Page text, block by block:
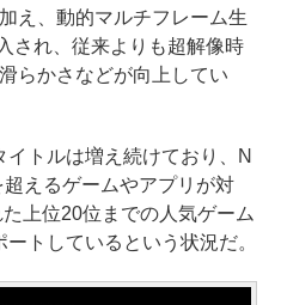
え、動的マルチフレーム生
され、従来よりも超解像時
らかさなどが向上してい
トルは増え続けており、N
えるゲームやアプリが対
上位20位までの人気ゲーム
トしているという状況だ。